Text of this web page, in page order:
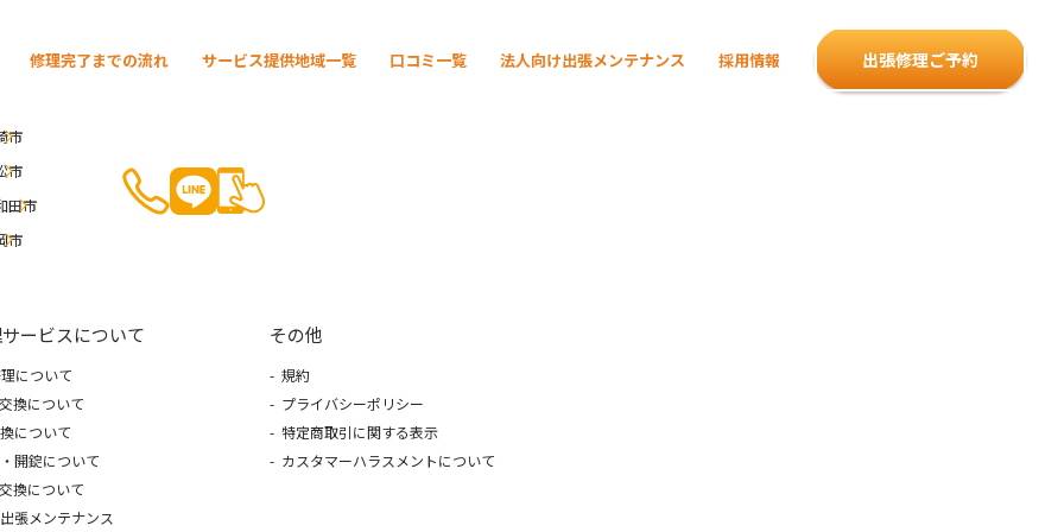
修理完了までの流れ サービス提供地域一覧 口コミ一覧 法人向け出張メンテナンス 採用情報 出張修理ご予約
市
市
田市
市
ービスについて
について
換について
について
開錠について
換について
張メンテナンス
その他
規約
プライバシーポリシー
特定商取引に関する表示
カスタマーハラスメントについて